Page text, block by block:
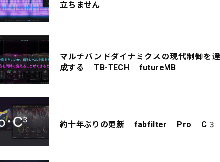
立ちません
マルチバンドダイナミクスの現代制御を達
成する TB-TECH futureMB
約十年ぶりの更新 fabfilter Pro C3